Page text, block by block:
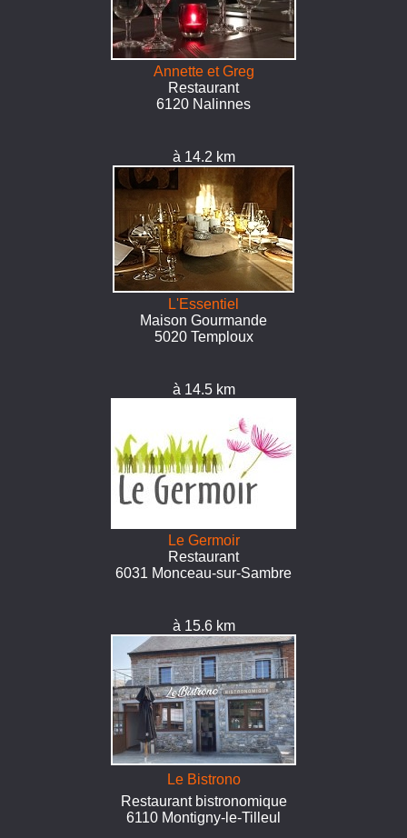
Annette et Greg
Restaurant
6120 Nalinnes
à 14.2 km
L'Essentiel
Maison Gourmande
5020 Temploux
à 14.5 km
Le Germoir
Restaurant
6031 Monceau-sur-Sambre
à 15.6 km
Le Bistrono
Restaurant bistronomique
6110 Montigny-le-Tilleul